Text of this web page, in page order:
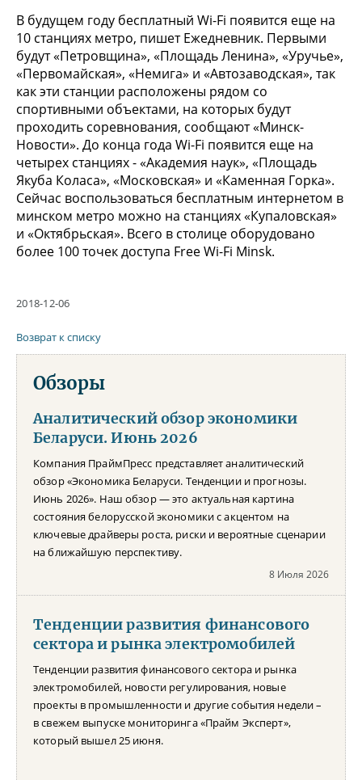
В будущем году бесплатный Wi-Fi появится еще на
10 станциях метро, пишет Ежедневник. Первыми
будут «Петровщина», «Площадь Ленина», «Уручье»,
«Первомайская», «Немига» и «Автозаводская», так
как эти станции расположены рядом со
спортивными объектами, на которых будут
проходить соревнования, сообщают «Минск-
Новости». До конца года Wi-Fi появится еще на
четырех станциях - «Академия наук», «Площадь
Якуба Коласа», «Московская» и «Каменная Горка».
Сейчас воспользоваться бесплатным интернетом в
минском метро можно на станциях «Купаловская»
и «Октябрьская». Всего в столице оборудовано
более 100 точек доступа Free Wi-Fi Minsk.
2018-12-06
Возврат к списку
Обзоры
Аналитический обзор экономики
Беларуси. Июнь 2026
Компания ПраймПресс представляет аналитический
обзор «Экономика Беларуси. Тенденции и прогнозы.
Июнь 2026». Наш обзор — это актуальная картина
состояния белорусской экономики с акцентом на
ключевые драйверы роста, риски и вероятные сценарии
на ближайшую перспективу.
8 Июля 2026
Тенденции развития финансового
сектора и рынка электромобилей
Тенденции развития финансового сектора и рынка
электромобилей, новости регулирования, новые
проекты в промышленности и другие события недели –
в свежем выпуске мониторинга «Прайм Эксперт»,
который вышел 25 июня.